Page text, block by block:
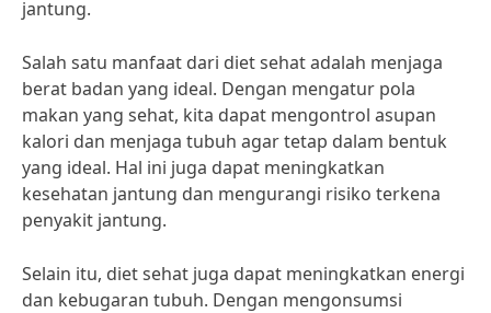
jantung.
Salah satu manfaat dari diet sehat adalah menjaga
berat badan yang ideal. Dengan mengatur pola
makan yang sehat, kita dapat mengontrol asupan
kalori dan menjaga tubuh agar tetap dalam bentuk
yang ideal. Hal ini juga dapat meningkatkan
kesehatan jantung dan mengurangi risiko terkena
penyakit jantung.
Selain itu, diet sehat juga dapat meningkatkan energi
dan kebugaran tubuh. Dengan mengonsumsi